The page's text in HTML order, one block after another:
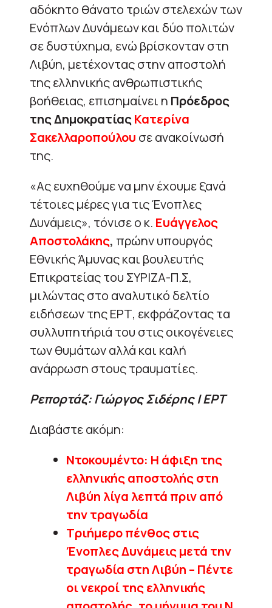
αδόκητο θάνατο τριών στελεχών των
Ενόπλων Δυνάμεων και δύο πολιτών
σε δυστύχημα, ενώ βρίσκονταν στη
Λιβύη, μετέχοντας στην αποστολή
της ελληνικής ανθρωπιστικής
βοήθειας, επισημαίνει η Πρόεδρος
της ΔημοκρατίαςΚατερίνα
Σακελλαροπούλου σε ανακοίνωσή
της.
«Ας ευχηθούμε να μην έχουμε ξανά
τέτοιες μέρες για τις Ένοπλες
Δυνάμεις», τόνισε ο κ. Ευάγγελος
Αποστολάκης, πρώην υπουργός
Εθνικής Άμυνας και βουλευτής
Επικρατείας του ΣΥΡΙΖΑ-Π.Σ,
μιλώντας στο αναλυτικό δελτίο
ειδήσεων της ΕΡΤ, εκφράζοντας τα
συλλυπητήριά του στις οικογένειες
των θυμάτων αλλά και καλή
ανάρρωση στους τραυματίες.
Ρεπορτάζ: Γιώργος Σιδέρης | ΕΡΤ
Διαβάστε ακόμη:
Nτοκουμέντο: Η άφιξη της
ελληνικής αποστολής στη
Λιβύη λίγα λεπτά πριν από
την τραγωδία
Τριήμερο πένθος στις
Ένοπλες Δυνάμεις μετά την
τραγωδία στη Λιβύη – Πέντε
οι νεκροί της ελληνικής